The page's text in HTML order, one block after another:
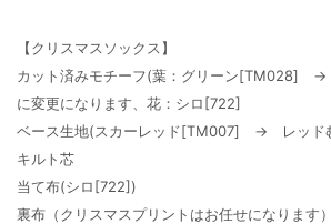
【クリスマスソックス】
カット済みモチーフ(葉：グリーン[TM028]
に変更になります、花：シロ[722]
ベース生地(スカーレッド[TM007] → レッド
キルト芯
当て布(シロ[722])
裏布（クリスマスプリントはお任せになります）